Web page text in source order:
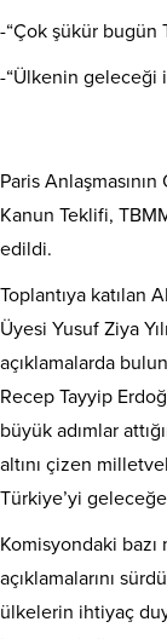
-“Çok şükür bugün
-“Ülkenin geleceği
Paris
Kanun Teklifi,
edildi.
Toplantıya katılan
Üyesi Yusuf Ziya
açıklamalarda
Recep Tayyip
büyük adımlar
altını çizen
Türkiye’yi geleceğe
Komisyondaki
açıklamalarını
ülkelerin ihtiyaç